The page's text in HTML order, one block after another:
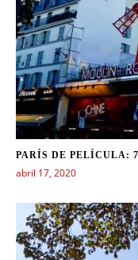
PARÍS DE PELÍCULA:
abril 17, 2020